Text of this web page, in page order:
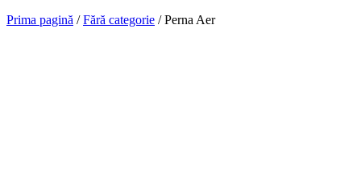
Prima pagină /Fără categorie / Perna Aer